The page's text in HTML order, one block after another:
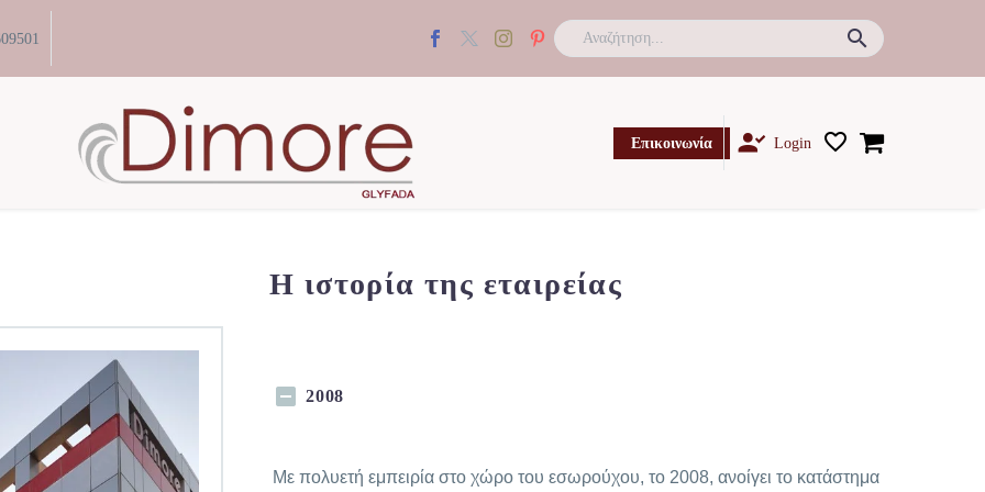
Επικοινωνία  Login
Η ιστορία της εταιρείας
2008
Με πολυετή εμπειρία στο χώρο του εσωρούχου, το 2008, ανοίγει το κατάστημα